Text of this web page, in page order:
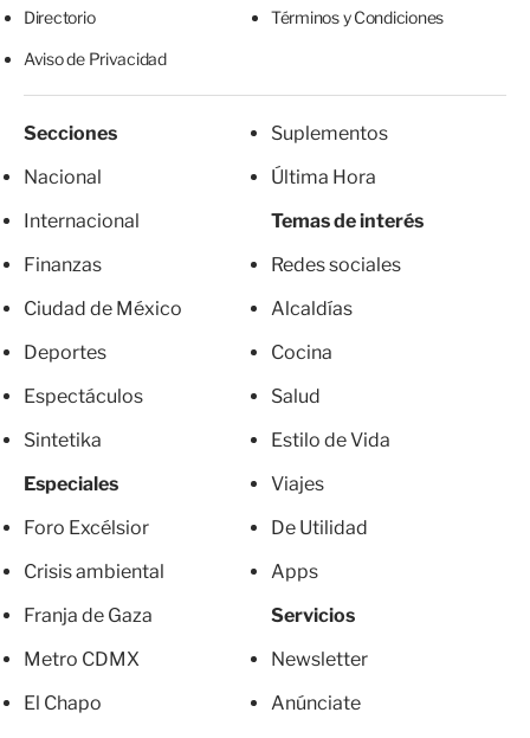
Directorio Términos y Condiciones
Aviso de Privacidad
Secciones
Nacional
Internacional
Finanzas
Ciudad de México
Deportes
Espectáculos
Sintetika
Especiales
Foro Excélsior
Crisis ambiental
Franja de Gaza
Metro CDMX
El Chapo
Suplementos
Última Hora
Temas de interés
Redes sociales
Alcaldías
Cocina
Salud
Estilo de Vida
Viajes
De Utilidad
Apps
Servicios
Newsletter
Anúnciate